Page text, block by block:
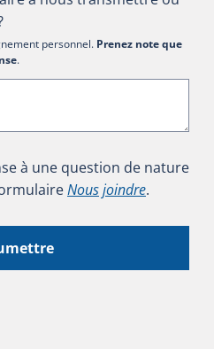
personnel. Prenez note que
.
à une question de nature
Nous joindre.